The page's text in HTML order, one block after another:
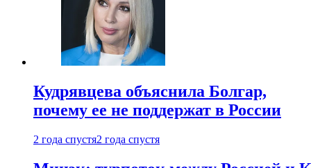
Кудрявцева объяснила Болгар,
почему ее не поддержат в России
2 года спустя2 года спустя